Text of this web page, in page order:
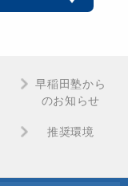
早稲田塾から
のお知らせ
推奨環境